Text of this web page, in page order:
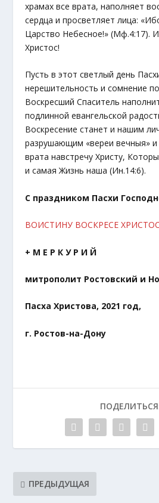
храмах все врата, наполняет
сердца и просветляет лица:
Царство Небесное!» (Мф.4:17).
Христос!
Пусть в этот светлый день
нерешительность и сомнение
Воскресший Спаситель
подлинной евангельской
Воскресение станет и нашим
разрушающим «вереи вечныя»
врата навстречу Христу,
и самая Жизнь наша (Ин.14:6).
С праздником Пасхи
ВОИСТИНУ ВОСКРЕСЕ
+ М Е Р К У Р И Й
митрополит Ростовский и
Пасха Христова, 2021 год,
г. Ростов-на-Дону
ПРЕДЫДУЩАЯ